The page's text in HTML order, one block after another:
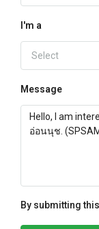
I'm a
Select
Message
By submitting